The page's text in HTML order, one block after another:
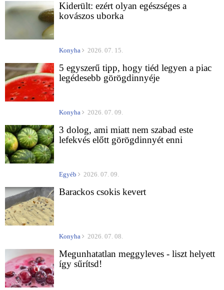
Kiderült: ezért olyan egészséges a
kovászos uborka
Konyha 2026. 07. 15.
5 egyszerű tipp, hogy tiéd legyen a piac
legédesebb görögdinnyéje
Konyha 2026. 07. 09.
3 dolog, ami miatt nem szabad este
lefekvés előtt görögdinnyét enni
Egyéb 2026. 07. 09.
Barackos csokis kevert
Konyha 2026. 07. 08.
Megunhatatlan meggyleves - liszt helyett
így sűrítsd!